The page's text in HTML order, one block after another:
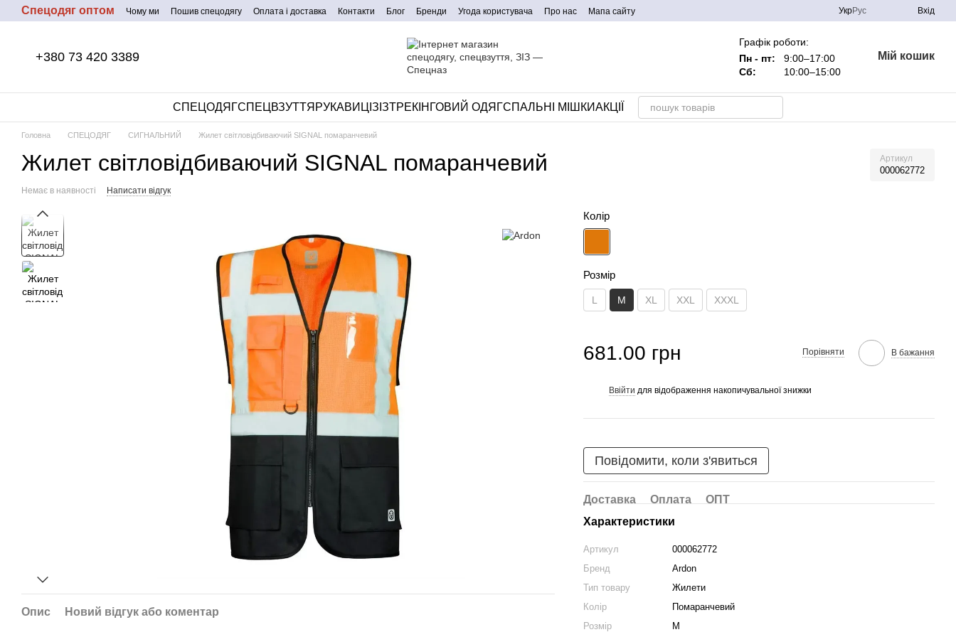
Перейти до основного контенту
Спецодяг оптом Чому ми Пошив спецодягу Оплата і доставка Контакти Блог Бренди Угода користувача Про нас Мапа сайту УкрРус Вхід
+380 73 420 3389
Графік роботи:
Пн - пт:
9:00–17:00
Сб:
10:00–15:00
Мій кошик
СПЕЦОДЯГСПЕЦВЗУТТЯ РУКАВИЦІ ЗІЗТРЕКІНГОВИЙ ОДЯГСПАЛЬНІ МІШКИАКЦІЇ
Головна СПЕЦОДЯГ СИГНАЛЬНИЙ Жилет світловідбиваючий SIGNAL помаранчевий
Жилет світловідбиваючий SIGNAL помаранчевий Артикул
000062772
Немає в наявності Написати відгук
Опис Новий відгук або коментар
Колір
Розмір
L M XL XXL XXXL
681.00 грн Порівняти В бажання
Ввійти для відображення накопичувальної знижки
Повідомити, коли з'явиться
Доставка Оплата
ОПТ
Характеристики
Артикул
000062772
Бренд
Ardon
Тип товару
Жилети
Колір
Помаранчевий
Розмір
M